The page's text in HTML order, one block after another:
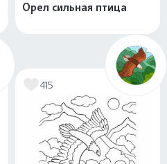
Орел сильная птица
415